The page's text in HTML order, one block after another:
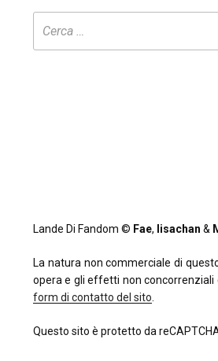
Lande Di Fandom © Fae, lisachan &
La natura non commerciale di
opera e gli effetti non
form di contatto del sito.
Questo sito è protetto da